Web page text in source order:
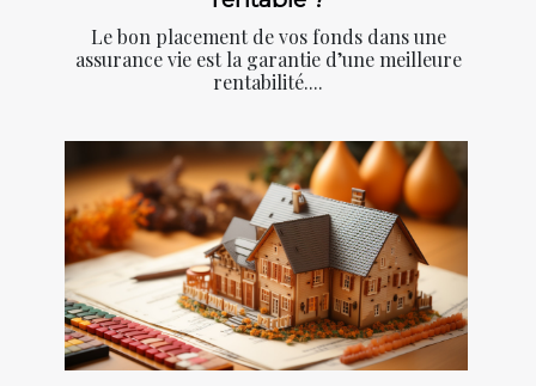
Le bon placement de vos fonds dans une
assurance vie est la garantie d’une meilleure
rentabilité....